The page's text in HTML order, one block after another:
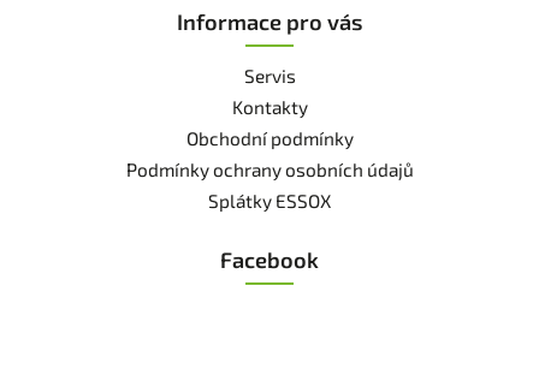
Informace pro vás
Servis
Kontakty
Obchodní podmínky
Podmínky ochrany osobních údajů
Splátky ESSOX
Facebook